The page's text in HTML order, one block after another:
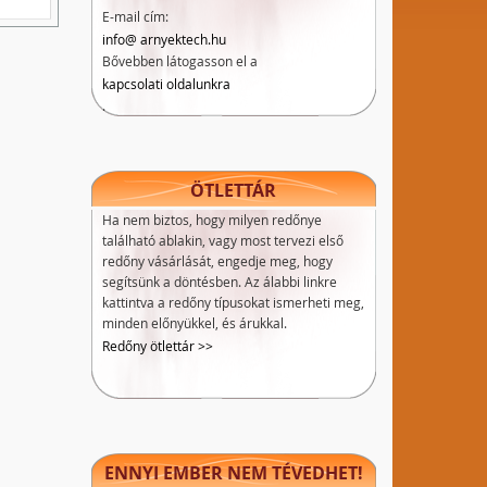
E-mail cím:
info@ arnyektech.hu
Bővebben látogasson el a
kapcsolati oldalunkra
.
ÖTLETTÁR
Ha nem biztos, hogy milyen redőnye
található ablakin, vagy most tervezi első
redőny vásárlását, engedje meg, hogy
segítsünk a döntésben. Az álabbi linkre
kattintva a redőny típusokat ismerheti meg,
minden előnyükkel, és árukkal.
Redőny ötlettár >>
ENNYI EMBER NEM TÉVEDHET!